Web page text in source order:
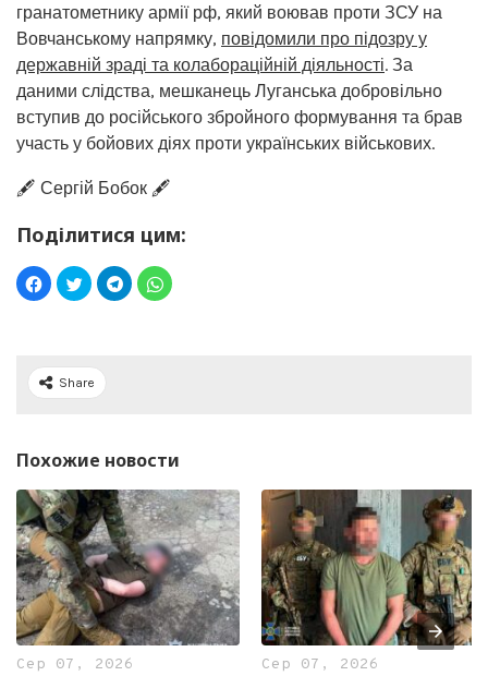
гранатометнику армії рф, який воював проти ЗСУ на
Вовчанському напрямку, повідомили про підозру у
державній зраді та колабораційній діяльності. За
даними слідства, мешканець Луганська добровільно
вступив до російського збройного формування та брав
участь у бойових діях проти українських військових.
🖋️ Сергій Бобок 🖋️
Поділитися цим:
Share
Похожие новости
Сер 07, 2026 Сер 07, 2026